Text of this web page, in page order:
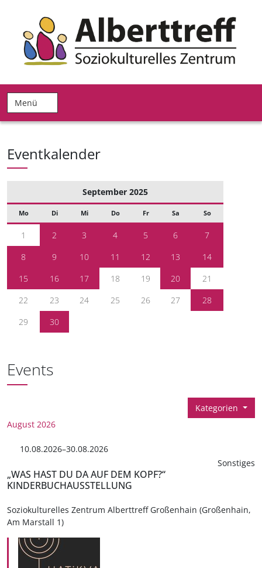
Menü
Eventkalender
September 2025
Mo Di Mi Do Fr Sa So
1 2 3 4 5 6
7
8
9 10 11 12 13
14
15
16 17 18 19 20
21
22
23 24 25 26 27
28
29
30
Events
Kategorien
August 2026
10.08.2026–30.08.2026
Sonstiges
„WAS HAST DU DA AUF DEM KOPF?“
KINDERBUCHAUSSTELLUNG
Soziokulturelles Zentrum Alberttreff Großenhain (Großenhain,
Am Marstall 1)